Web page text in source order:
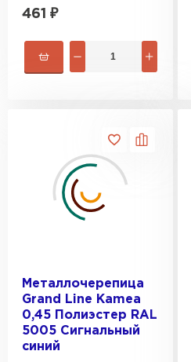
461 ₽
Металлочерепица
Grand Line Kamea
0,45 Полиэстер RAL
5005 Сигнальный
синий